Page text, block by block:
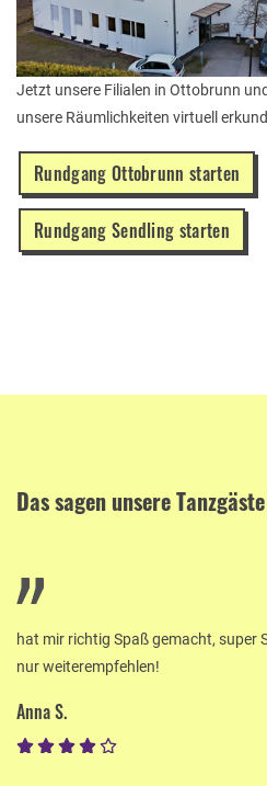
Jetzt unsere Filialen in Ottobrunn
unsere Räumlichkeiten virtuell
Rundgang Ottobrunn starten
Rundgang Sendling starten
Das sagen unsere Tanzgäste
hat mir richtig Spaß gemacht, super
nur weiterempfehlen!
Anna S.